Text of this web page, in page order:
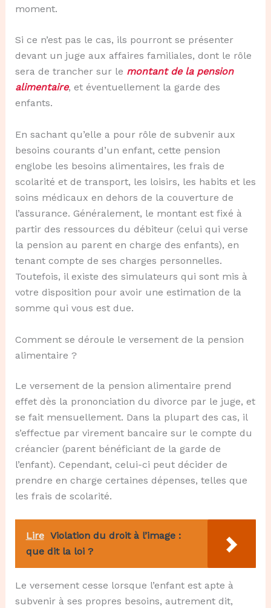
moment.
Si ce n’est pas le cas, ils pourront se présenter
devant un juge aux affaires familiales, dont le rôle
sera de trancher sur le montant de la pension
alimentaire, et éventuellement la garde des
enfants.
En sachant qu’elle a pour rôle de subvenir aux
besoins courants d’un enfant, cette pension
englobe les besoins alimentaires, les frais de
scolarité et de transport, les loisirs, les habits et les
soins médicaux en dehors de la couverture de
l’assurance. Généralement, le montant est fixé à
partir des ressources du débiteur (celui qui verse
la pension au parent en charge des enfants), en
tenant compte de ses charges personnelles.
Toutefois, il existe des simulateurs qui sont mis à
votre disposition pour avoir une estimation de la
somme qui vous est due.
Comment se déroule le versement de la pension
alimentaire ?
Le versement de la pension alimentaire prend
effet dès la prononciation du divorce par le juge, et
se fait mensuellement. Dans la plupart des cas, il
s’effectue par virement bancaire sur le compte du
créancier (parent bénéficiant de la garde de
l’enfant). Cependant, celui-ci peut décider de
prendre en charge certaines dépenses, telles que
les frais de scolarité.
Lire Violation du droit à l’image :
que dit la loi ?
Le versement cesse lorsque l’enfant est apte à
subvenir à ses propres besoins, autrement dit,